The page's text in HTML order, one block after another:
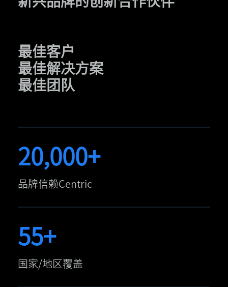
最佳客户
最佳解决方案
最佳团队
20,000+
品牌信赖Centric
55+
国家/地区覆盖